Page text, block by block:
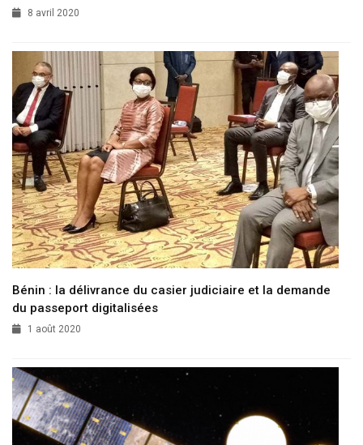
8 avril 2020
Bénin : la délivrance du casier judiciaire et la demande
du passeport digitalisées
1 août 2020